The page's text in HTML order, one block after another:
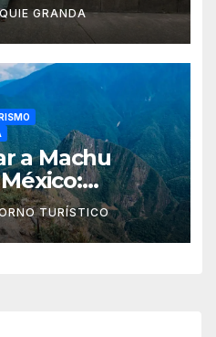
GRANDA
a Machu
itinerario y
TURÍSTICO